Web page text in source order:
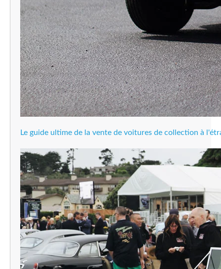
Le guide ultime de la vente de voitures de collection à